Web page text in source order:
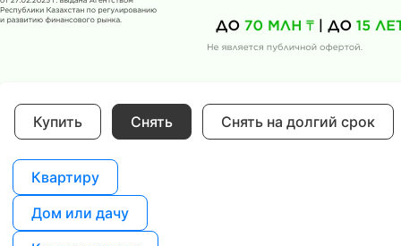
Купить Снять Снять на долгий срок
Квартиру
Дом или дачу